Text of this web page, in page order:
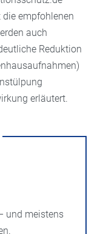
empfohlenen
auch
Reduktion
erläutert.
und meistens